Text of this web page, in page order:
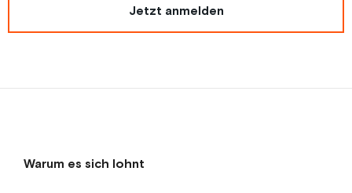
Jetzt anmelden
Warum es sich lohnt